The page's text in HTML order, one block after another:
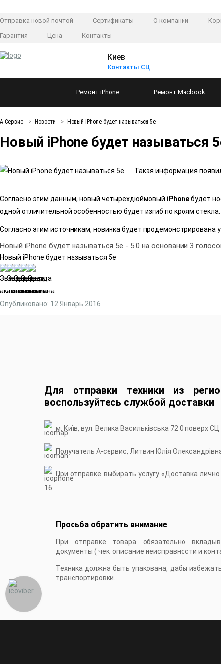
Отправка новой почтой Сертификаты О компании
Гарантия
Цена Контакты
Киев
Контакты СЦ
Ремонт iPhone Ремонт Macbook
А-Сервис Новости Новый iPhone будет называться 5e
Новый iPhone будет называться
Такая информация
Согласно этим данным, новый четырехдюймовый iPhoneбудет
одной отличительной особенностью будет изгиб по кроям
Согласно этим источникам, новинка будет продемонстрирована
Новый iPhone будет называться 5e - 5.0 на основании 3
Новый iPhone будет называться 5e
Опубликовано: 12 Январь 2016
Для отправки техники из
воспользуйтесь службой доставки
м. Київ, вул. Велика Васильківська 72 0 поверх
Получатель А-сервис, Литвин Юлія
При отправке выбирать услугу «Доставка
16
Просьба обратить внимание
При отправке товара обязательно
документы ( чек, описание неисправности и
Техника должна быть упакована, дабы
транспортировки.